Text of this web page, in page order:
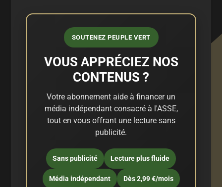
SOUTENEZ PEUPLE VERT
VOUS APPRÉCIEZ NOS
CONTENUS ?
Votre abonnement aide à financer un
média indépendant consacré à l'ASSE,
tout en vous offrant une lecture sans
publicité.
Sans publicité Lecture plus fluide
Média indépendant Dès 2,99 €/mois